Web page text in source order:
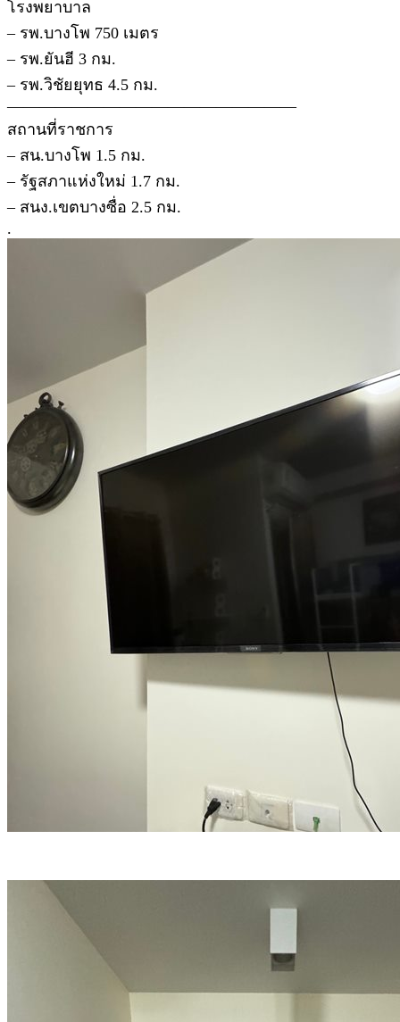
โรงพยาบาล
– รพ.บางโพ 750 เมตร
– รพ.ยันฮี 3 กม.
– รพ.วิชัยยุทธ 4.5 กม.
——————————————————
สถานที่ราชการ
– สน.บางโพ 1.5 กม.
– รัฐสภาแห่งใหม่ 1.7 กม.
– สนง.เขตบางซื่อ 2.5 กม.
.